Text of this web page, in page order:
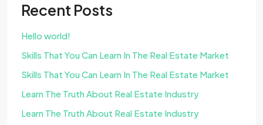
Recent Posts
Hello world!
Skills That You Can Learn In The Real Estate Market
Skills That You Can Learn In The Real Estate Market
Learn The Truth About Real Estate Industry
Learn The Truth About Real Estate Industry